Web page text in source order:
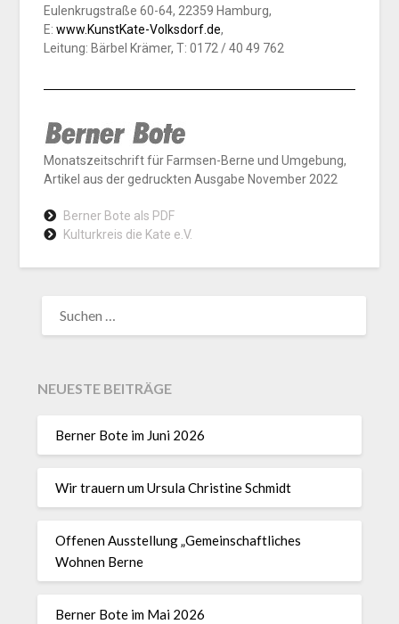
Eulenkrugstraße 60-64, 22359 Hamburg,
E: www.KunstKate-Volksdorf.de,
Leitung: Bärbel Krämer, T: 0172 / 40 49 762
Monatszeitschrift für Farmsen-Berne und Umgebung,
Artikel aus der gedruckten Ausgabe November 2022
Berner Bote als PDF
Kulturkreis die Kate e.V.
NEUESTE BEITRÄGE
Berner Bote im Juni 2026
Wir trauern um Ursula Christine Schmidt
Offenen Ausstellung „Gemeinschaftliches
Wohnen Berne
Berner Bote im Mai 2026